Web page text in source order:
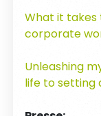
What it takes
corporate
Unleashing
life to setting